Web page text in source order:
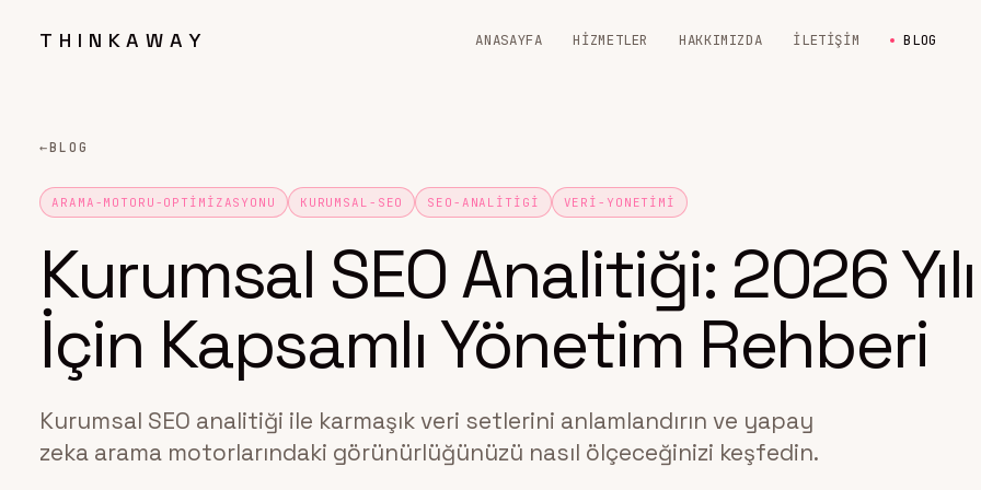
THINKAWAY ANASAYFA HIZMETLER HAKKIMIZDA İLETIŞIM BLOG
←BLOG
ARAMA-MOTORU-OPTIMIZASYONU KURUMSAL-SEO SEO-ANALITIGI VERI-YONETIMI
Kurumsal SEO Analitiği: 2026 Yılı
İçin Kapsamlı Yönetim Rehberi
Kurumsal SEO analitiği ile karmaşık veri setlerini anlamlandırın ve yapay
zeka arama motorlarındaki görünürlüğünüzü nasıl ölçeceğinizi keşfedin.